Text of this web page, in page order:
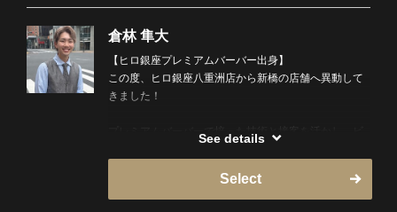
スパイラルパーマも大得意です！センターパートのニ
ュアンスパーマもお任せください！流行りのフェード
も得意です!月一回の社内学年競技会パーマ競技１位連
覇！
趣味は映画鑑賞です！アメコミ映画は結構見ます！
なMARVELヒーローはスパイダーマンです！
倉林 隼大
【ヒロ銀座プレミアムバーバー出身】
この度、ヒロ銀座八重洲店から新橋の店舗へ異動して
きました！
プレミアムバーバーで培った技術と接客を活かし、ビ
清潔感のあるビジネススタイル、フェード、扱いやす
See details
Select